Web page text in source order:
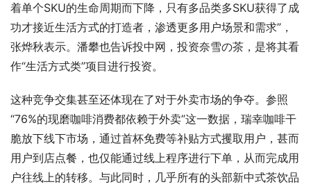
着单个SKU的生命周期而下降，只有多品类多SKU获得了成
功才接近生活方式的打造者，渗透更多用户场景和需求”，
张烨秋表示。潘攀也告诉投中网，投资奈雪の茶，是将其看
作“生活方式类”项目进行投资。
这种竞争交集甚至还体现在了对于外卖市场的争夺。参照
“76%的现磨咖啡消费都依赖于外卖”这一数据，瑞幸咖啡干
脆放下线下市场，通过首杯免费等补贴方式攫取用户，甚而
用户到店点餐，也仅能通过线上程序进行下单，从而完成用
户往线上的转移。与此同时，几乎所有的头部新中式茶饮品